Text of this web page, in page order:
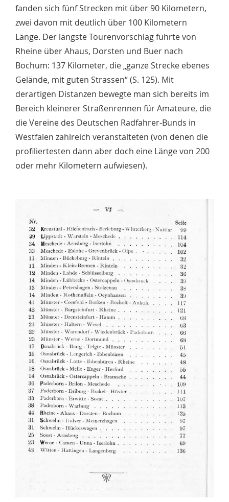
fanden sich fünf Strecken mit über 90 Kilometern,
zwei davon mit deutlich über 100 Kilometern
Länge. Der längste Tourenvorschlag führte von
Rheine über Ahaus, Dorsten und Buer nach
Bochum: 137 Kilometer, die „ganze Strecke ebenes
Gelände, mit guten Strassen“ (S. 125). Mit
derartigen Distanzen bewegte man sich bereits im
Bereich kleinerer Straßenrennen für Amateure, die
die Vereine des Deutschen Radfahrer-Bunds in
Westfalen zahlreich veranstalteten (von denen die
profiliertesten dann aber doch eine Länge von 200
oder mehr Kilometern aufwiesen).